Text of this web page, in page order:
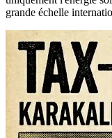
grande échelle